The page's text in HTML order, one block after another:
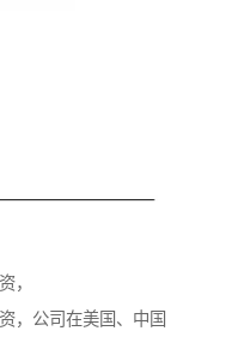
，
，公司在美国、中国